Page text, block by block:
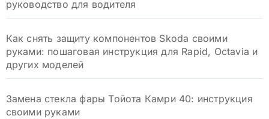
руководство для водителя
Как снять защиту компонентов Skoda своими
руками: пошаговая инструкция для Rapid, Octavia и
других моделей
Замена стекла фары Тойота Камри 40: инструкция
своими руками